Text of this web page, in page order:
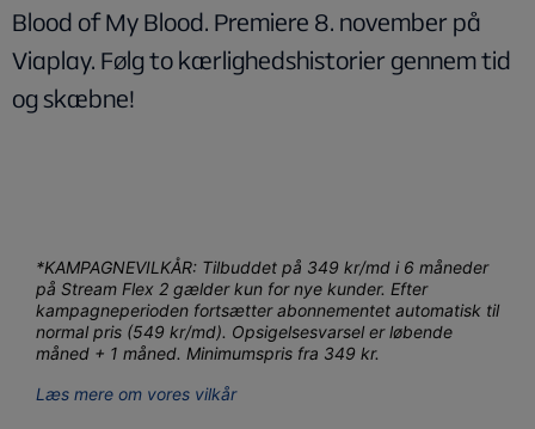
Blood of My Blood. Premiere 8. november på
Viaplay. Følg to kærlighedshistorier gennem tid
og skæbne!
*KAMPAGNEVILKÅR: Tilbuddet på 349 kr/md i 6 måneder
på Stream Flex 2 gælder kun for nye kunder. Efter
kampagneperioden fortsætter abonnementet automatisk til
normal pris (549 kr/md). Opsigelsesvarsel er løbende
måned + 1 måned. Minimumspris fra 349 kr.
Læs mere om vores vilkår